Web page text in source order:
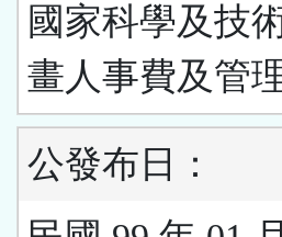
國家科學及技
畫人事費及管
公發布日：